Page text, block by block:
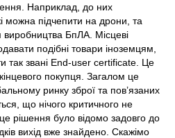
Наприклад, до них
можна підчепити на дрони, та
виробництва БпЛА. Місцеві
подібні товари іноземцям,
так звані End-user certificate. Це
покупця. Загалом це
ринку зброї та пов’язаних
що нічого критичного не
рішення було відомо задовго до
вихід вже знайдено. Скажімо